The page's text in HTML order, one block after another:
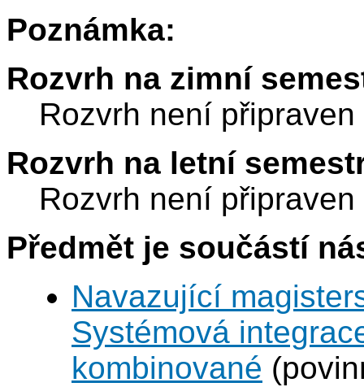
Poznámka:
Rozvrh na zimní
Rozvrh není připraven
Rozvrh na letní
Rozvrh není připraven
Předmět je součástí
Navazující
Systémová
kombinované